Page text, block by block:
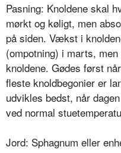
Pasning: Knoldene skal
mørkt og køligt, men
på siden. Vækst i
(ompot­ning) i marts,
knoldene. Gødes først
fleste knoldbegonier er
udvikles bedst, når
ved normal
Jord: Sphagnum eller